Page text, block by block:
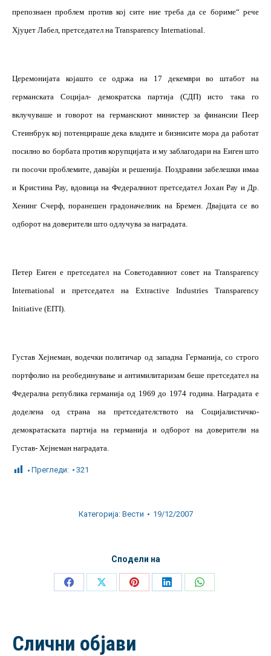
препознаен проблем против кој сите ние треба да се бориме“ рече
Хјуџет Лабел, претседател на Transparency International.
Церемонијата којашто се одржа на 17 декември во штабот на
германската Социјал- демократска партија (СДП) исто така го
вклучуваше и говорот на германскиот министер за финансии Пеер
Стеинбрук кој потенцираше дека владите и бизнисите мора да работат
посилно во борбата против корупцијата и му заблагодари на Еиген што
ги посочи проблемите, давајќи и решенија. Поздравни забелешки имаа
и Кристина Рау, вдовица на Федералниот претседател Јохан Рау и Др.
Хенинг Счерф, поранешен градоначелник на Бремен. Двајцата се во
одборот на доверители што одлучува за наградата.
Петер Еиген е претседател на Советодавниот совет на Transparency
Internationalи претседател на Extractive Industries Transparency
Initiative (EITI).
Густав Хејнеман, водечки политичар од западна Германија, со строго
портфолио на реобединување и антимилитаризам беше претседател на
Федерална република германија од 1969 до 1974 година. Наградата е
доделена од страна на претседателството на Социјалистичко-
демократаската партија на германија и одборот на доверители на
Густав- Хејнеман наградата.
Прегледи: 321
Категорија: Вести 19/12/2007
Сподели на
Share
Share
Share
Share
Share
Слични објави